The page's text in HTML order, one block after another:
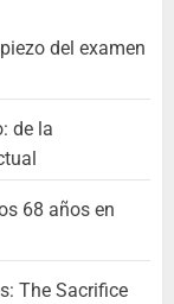
del examen
de la
68 años en
The Sacrifice